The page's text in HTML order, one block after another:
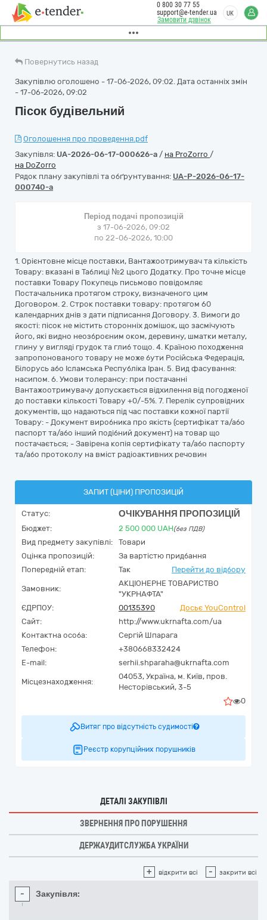
Замовити дзвінок
0 800 30 77 55
support@e-tender.ua
UK
Повернутись назад
Закупівлю оголошено - 17-06-2026, 09:02. Дата останніх змін
- 17-06-2026, 09:02
Пісок будівельний
Оголошення про проведення.pdf
Закупівля: UA-2026-06-17-000626-a / на ProZorro /
на DoZorro
Рядок плану закупівлі та обґрунтування: UA-P-2026-06-17-
000740-a
Період подачі пропозицій
з 17-06-2026, 09:02
по 22-06-2026, 10:00
1. Орієнтовне місце поставки, Вантажоотримувач та кількість
Товару: вказані в Таблиці №2 цього Додатку. Про точне місце
поставки Товару Покупець письмово повідомляє
Постачальника протягом строку, визначеного цим
Договором. 2. Строк поставки товару: протягом 60
календарних днів з дати підписання Договору. 3. Вимоги до
якості: пісок не містить сторонніх домішок, що засмічують
його, які видно неозброєним оком, деревину, шматки металу,
глину у вигляді грудок та глиб тощо. 4. Країною походження
запропонованого товару не може бути Російська Федерація,
Білорусь або Ісламська Республіка Іран. 5. Вид фасування:
насипом. 6. Умови толерансу: при постачанні
Вантажоотримувачу допускається відхилення від погодженої
до поставки кількості Товару +0/-5%. 7. Перелік супровідних
документів, що надаються під час поставки кожної партії
Товару: - Документ виробника про якість (сертифікат та/або
паспорт та/або інший подібний документ) на товар що
постачається; - Завірена копія сертифікату та/або паспорту
та/або протоколу на вміст радіоактивних речовин
ЗАПИТ (ЦІНИ) ПРОПОЗИЦІЙ
Статус: ОЧІКУВАННЯ ПРОПОЗИЦІЙ
Бюджет: 2 500 000 UAH(без ПДВ)
Вид предмету закупівлі:
Товари
Оцінка пропозицій:
За вартістю придбання
Попередній етап:
Так Перейти до відбору
Замовник:
АКЦІОНЕРНЕ ТОВАРИСТВО
"УКРНАФТА"
ЄДРПОУ:
00135390
Досьє YouControl
Сайт:
http://www.ukrnafta.com/ua
Контактна особа:
Сергій Шпарага
Телефон:
+380668332424
E-mail:
serhii.shparaha@ukrnafta.com
Місцезнаходження:
04053, Україна, м. Київ, пров.
Несторівський, 3-5
0
Витяг про відсутність судимості
Реєстр корупційних порушників
ДЕТАЛІ ЗАКУПІВЛІ
ЗВЕРНЕННЯ ПРО ПОРУШЕННЯ
ДЕРЖАУДИТСЛУЖБА УКРАЇНИ
+ відкрити всі - закрити всі
- Закупівля: